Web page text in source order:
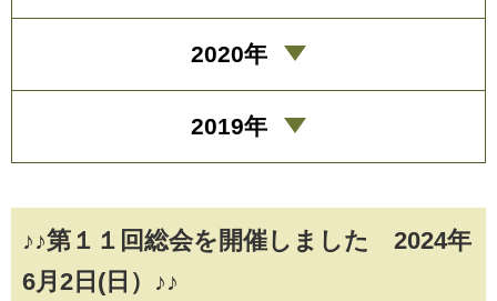
♪♪第１１回総会を開催しました 2024年
6月2日(日）♪♪
2020年
2019年